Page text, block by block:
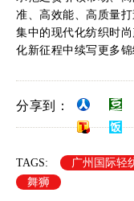
准、高效能、高质量
集中的现代化纺织时
化新征程中续写更多锦
分享到：
TAGS:
广州国际轻
舞狮